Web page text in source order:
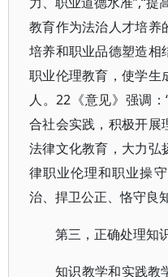
教育作为法治人才培养
培养和职业品德塑造相
职业伦理教育，使学生
人。22《意见》强调
合社会实践，积极开展
法律文化教育，大力弘
律职业伦理和职业操
治、捍卫公正、恪守良
第三，正确处理知
知识教学和实践教